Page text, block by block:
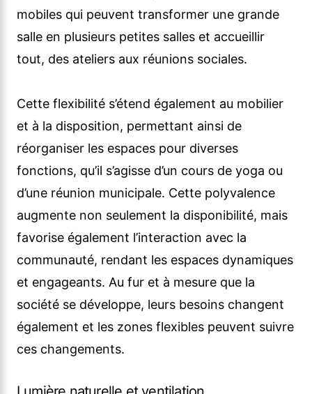
mobiles qui peuvent transformer une grande
salle en plusieurs petites salles et accueillir
tout, des ateliers aux réunions sociales.
Cette flexibilité s’étend également au mobilier
et à la disposition, permettant ainsi de
réorganiser les espaces pour diverses
fonctions, qu’il s’agisse d’un cours de yoga ou
d’une réunion municipale. Cette polyvalence
augmente non seulement la disponibilité, mais
favorise également l’interaction avec la
communauté, rendant les espaces dynamiques
et engageants. Au fur et à mesure que la
société se développe, leurs besoins changent
également et les zones flexibles peuvent suivre
ces changements.